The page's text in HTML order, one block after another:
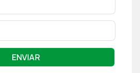
ENVIAR